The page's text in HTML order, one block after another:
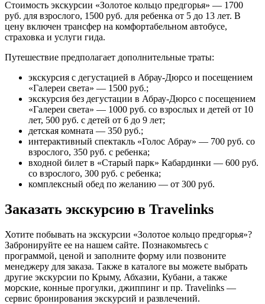
Стоимость экскурсии «Золотое кольцо предгорья» — 1700
руб. для взрослого, 1500 руб. для ребенка от 5 до 13 лет. В
цену включен трансфер на комфортабельном автобусе,
страховка и услуги гида.
Путешествие предполагает дополнительные траты:
экскурсия с дегустацией в Абрау-Дюрсо и посещением
«Галереи света» — 1500 руб.;
экскурсия без дегустации в Абрау-Дюрсо с посещением
«Галереи света» — 1000 руб. со взрослых и детей от 10
лет, 500 руб. с детей от 6 до 9 лет;
детская комната — 350 руб.;
интерактивный спектакль «Голос Абрау» — 700 руб. со
взрослого, 350 руб. с ребенка;
входной билет в «Старый парк» Кабардинки — 600 руб.
со взрослого, 300 руб. с ребенка;
комплексный обед по желанию — от 300 руб.
Заказать экскурсию в Travelinks
Хотите побывать на экскурсии «Золотое кольцо предгорья»?
Забронируйте ее на нашем сайте. Познакомьтесь с
программой, ценой и заполните форму или позвоните
менеджеру для заказа. Также в каталоге вы можете выбрать
другие экскурсии по Крыму, Абхазии, Кубани, а также
морские, конные прогулки, джиппинг и пр. Travelinks —
сервис бронирования экскурсий и развлечений.